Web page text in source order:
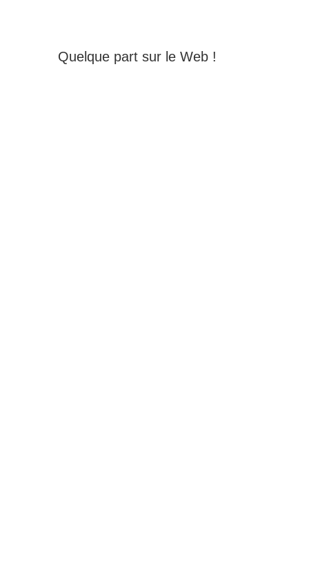
Quelque part sur le Web !